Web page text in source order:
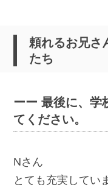
頼れるお兄さ
たち
ーー 最後に、学
てください。
Nさん
とても充実してい